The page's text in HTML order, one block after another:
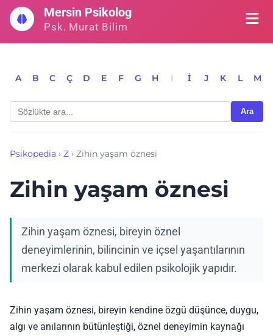
İçeriğe
geç
Mersin Psikolog
Psk. Murat Bilim
A B C Ç D E F G H I İ J K L M
Ara
Psikopedia › Z › Zihin yaşam öznesi
Zihin yaşam öznesi
Zihin yaşam öznesi, bireyin öznel
deneyimlerinin, bilincinin ve içsel yaşantılarının
merkezi olarak kabul edilen psikolojik yapıdır.
Zihin yaşam öznesi, bireyin kendine özgü düşünce, duygu,
algı ve anılarının bütünleştiği, öznel deneyimin kaynağı